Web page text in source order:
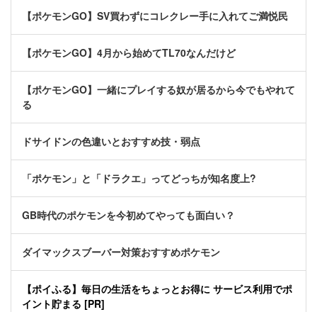
【ポケモンGO】SV買わずにコレクレー手に入れてご満悦民
【ポケモンGO】4月から始めてTL70なんだけど
【ポケモンGO】一緒にプレイする奴が居るから今でもやれて
る
ドサイドンの色違いとおすすめ技・弱点
「ポケモン」と「ドラクエ」ってどっちが知名度上?
GB時代のポケモンを今初めてやっても面白い？
ダイマックスブーバー対策おすすめポケモン
【ポイふる】毎日の生活をちょっとお得に サービス利用でポ
イント貯まる [PR]